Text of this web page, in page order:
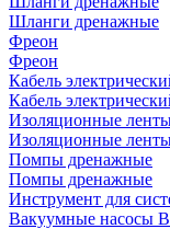
Шланги дренажные
Фреон
Фреон
Кабель
Кабель
Изоляционные
Изоляционные
Помпы дренажные
Помпы дренажные
Инструмент для
Вакуумные насосы